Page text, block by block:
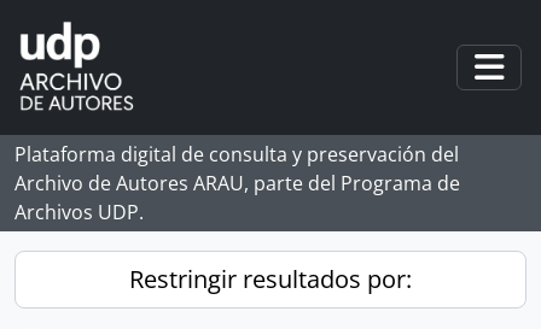
Skip to main content
Plataforma digital de consulta y preservación del
Archivo de Autores ARAU, parte del Programa de
Archivos UDP.
Restringir resultados por: